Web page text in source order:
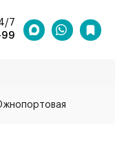
99
7